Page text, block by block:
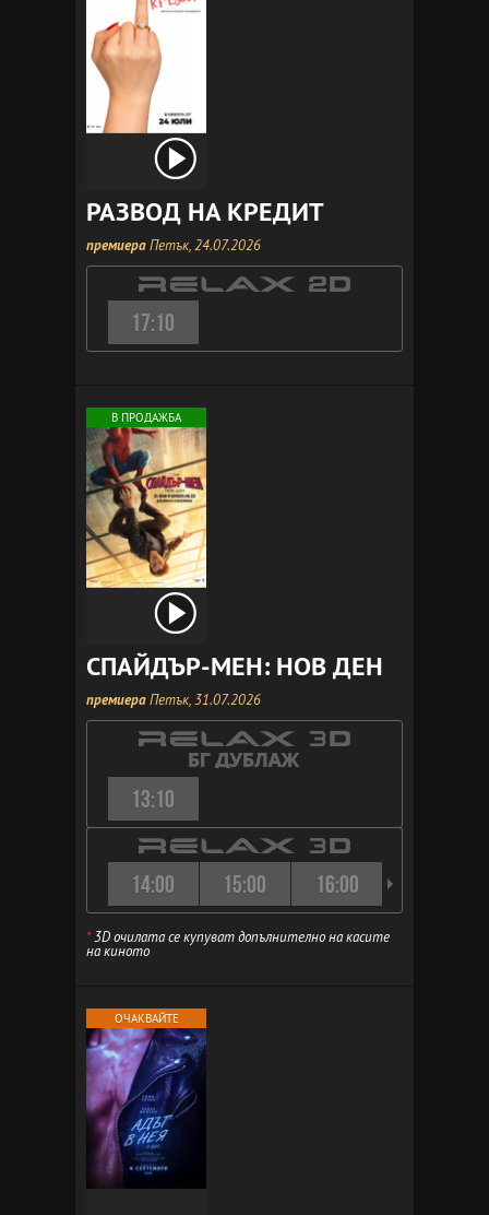
РАЗВОД НА КРЕДИТ
премиераПетък, 24.07.2026
17:10
В ПРОДАЖБА
СПАЙДЪР-МЕН: НОВ ДЕН
премиераПетък, 31.07.2026
13:10
14:00 15:00 16:00
*3D очилата се купуват допълнително на касите
на киното
ОЧАКВАЙТЕ